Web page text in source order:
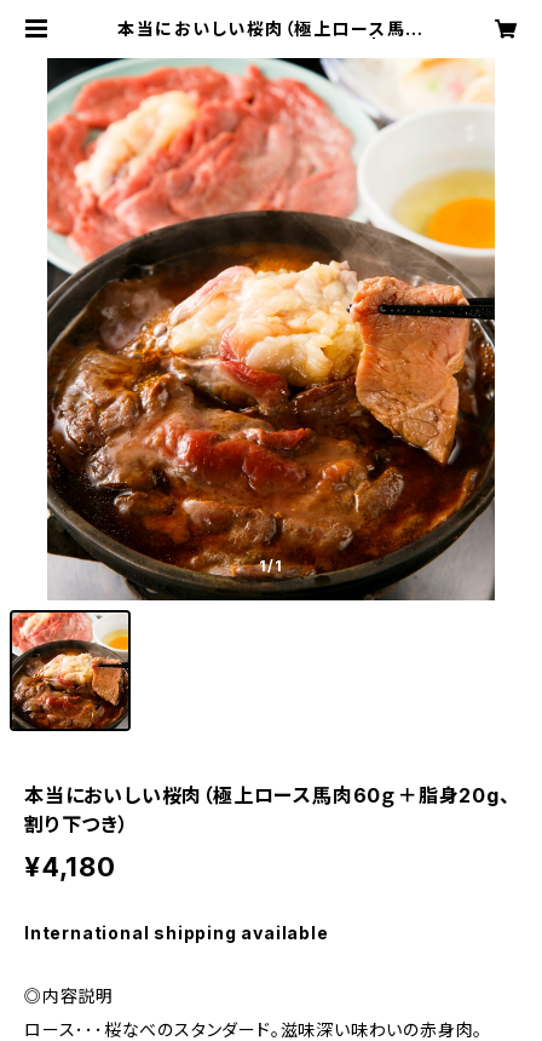
本当においしい桜肉（極上ロース馬肉
べ中江
1/1
本当においしい桜肉（極上ロース馬肉60ｇ＋脂身20g、
割り下つき）
¥4,180
International shipping available
◎内容説明
ロース･･･桜なべのスタンダード。滋味深い味わいの赤身肉。